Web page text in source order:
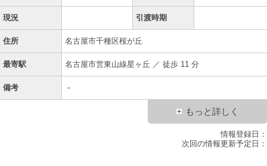
現況 引渡時期
住所 名古屋市千種区桜が丘
最寄駅 名古屋市営東山線星ヶ丘 ／ 徒歩 11 分
備考 －
もっと詳しく
情報登録日：
次回の情報更新予定日：